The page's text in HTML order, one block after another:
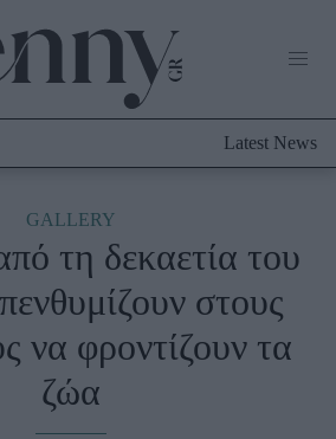
Latest News
GALLERY
τη δεκαετία του
στους
να φροντίζουν τα
ζώα